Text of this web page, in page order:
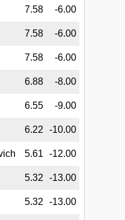
7.58 -6.00
7.58 -6.00
7.58 -6.00
6.88 -8.00
6.55 -9.00
6.22 -10.00
5.61 -12.00
5.32 -13.00
5.32 -13.00